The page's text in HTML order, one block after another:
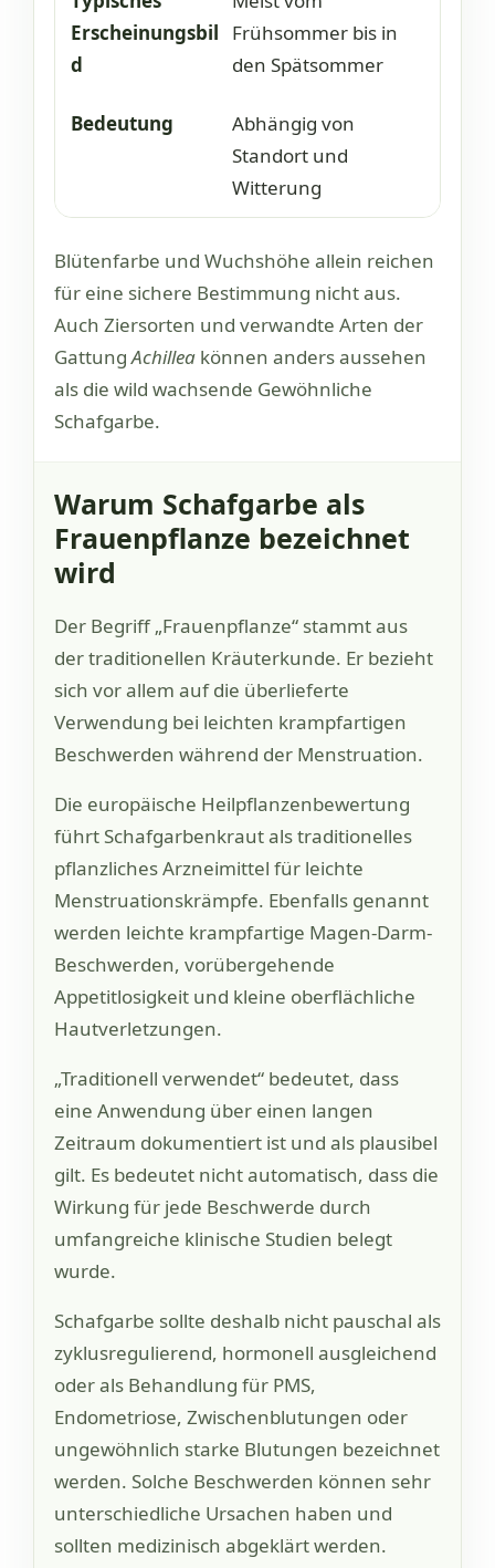
Frühsommer bis in
den Spätsommer
Abhängig von
Standort und
Witterung
Blütenfarbe und Wuchshöhe allein reichen
für eine sichere Bestimmung nicht aus.
Auch Ziersorten und verwandte Arten der
GattungAchillea können anders aussehen
als die wild wachsende Gewöhnliche
Schafgarbe.
Warum Schafgarbe als
Frauenpflanze bezeichnet
wird
Der Begriff „Frauenpflanze“ stammt aus
der traditionellen Kräuterkunde. Er bezieht
sich vor allem auf die überlieferte
Verwendung bei leichten krampfartigen
Beschwerden während der Menstruation.
Die europäische Heilpflanzenbewertung
führt Schafgarbenkraut als traditionelles
pflanzliches Arzneimittel für leichte
Menstruationskrämpfe. Ebenfalls genannt
werden leichte krampfartige Magen-Darm-
Beschwerden, vorübergehende
Appetitlosigkeit und kleine oberflächliche
Hautverletzungen.
„Traditionell verwendet“ bedeutet, dass
eine Anwendung über einen langen
Zeitraum dokumentiert ist und als plausibel
gilt. Es bedeutet nicht automatisch, dass die
Wirkung für jede Beschwerde durch
umfangreiche klinische Studien belegt
wurde.
Schafgarbe sollte deshalb nicht pauschal als
zyklusregulierend, hormonell ausgleichend
oder als Behandlung für PMS,
Endometriose, Zwischenblutungen oder
ungewöhnlich starke Blutungen bezeichnet
werden. Solche Beschwerden können sehr
unterschiedliche Ursachen haben und
sollten medizinisch abgeklärt werden.